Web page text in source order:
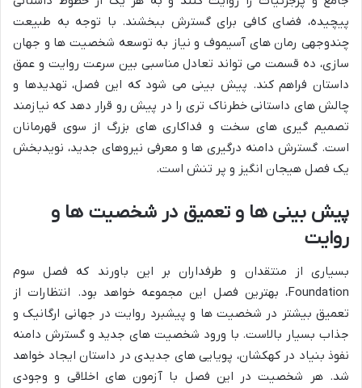
پیچیده، فضای کافی برای گسترش ببخشند. با توجه به طبیعت
چندوجهی رمان های آسیموف و نیاز به توسعه شخصیت ها و جهان
سازی، ده قسمت می تواند تعادل مناسبی بین سرعت روایت و عمق
داستان فراهم کند. پیش بینی می شود که این فصل، تهدیدها و
چالش های داستانی خطرناک تری را در پیش رو قرار دهد که نیازمند
تصمیم گیری های سخت و فداکاری های بزرگ از سوی قهرمانان
است. گسترش دامنه درگیری ها و معرفی نیروهای جدید، نویدبخش
یک فصل هیجان انگیز و پر تنش است.
پیش بینی ها و تعمیق در شخصیت ها و
روایت
بسیاری از منتقدان و طرفداران بر این باورند که فصل سوم
Foundation، بهترین فصل این مجموعه خواهد بود. انتظارات از
تعمیق بیشتر در شخصیت ها و پیشبرد روایت در جهانی ارگانیک و
جذاب بسیار بالاست. با ورود شخصیت های جدید و گسترش دامنه
نفوذ بنیاد در کهکشان، پویایی های جدیدی در داستان ایجاد خواهد
شد. هر شخصیت در این فصل با آزمون های اخلاقی و وجودی